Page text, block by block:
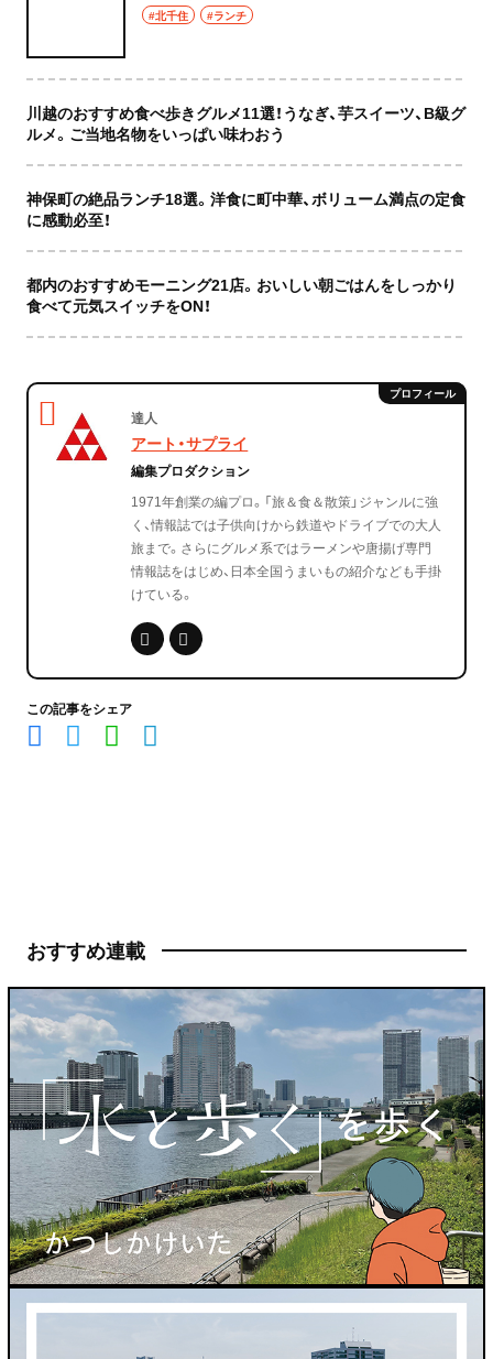
な店もおしゃれな店も網羅してご紹介！
#北千住 #ランチ
川越のおすすめ食べ歩きグルメ11選！うなぎ、芋スイーツ、B級グ
ルメ。ご当地名物をいっぱい味わおう
神保町の絶品ランチ18選。洋食に町中華、ボリューム満点の定食
に感動必至！
都内のおすすめモーニング21店。おいしい朝ごはんをしっかり
食べて元気スイッチをON！
達人
アート・サプライ
編集プロダクション
1971年創業の編プロ。「旅＆食＆散策」ジャンルに強
く、情報誌では子供向けから鉄道やドライブでの大人
旅まで。さらにグルメ系ではラーメンや唐揚げ専門
情報誌をはじめ、日本全国うまいもの紹介なども手掛
けている。
この記事をシェア
おすすめ連載